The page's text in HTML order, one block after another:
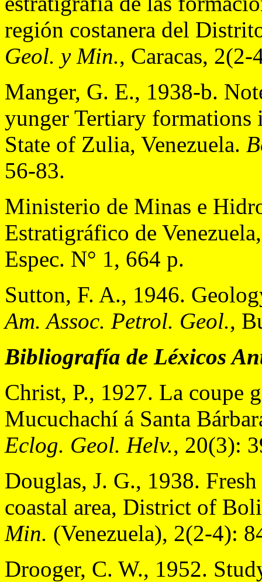
región costanera del
Geol. y Min., Caracas,
Manger, G. E., 1938-b.
yunger Tertiary
State of Zulia, Venezuela.
56-83.
Ministerio de Minas e
Estratigráfico de
Espec. N° 1, 664 p.
Sutton, F. A., 1946.
Am. Assoc. Petrol. Geol.,
Bibliografía de Léxicos
Christ, P., 1927. La coupe
Mucuchachí á Santa
Eclog. Geol. Helv., 20(3):
Douglas, J. G., 1938.
coastal area, District of
Min. (Venezuela), 2(2-4):
Drooger, C. W., 1952.